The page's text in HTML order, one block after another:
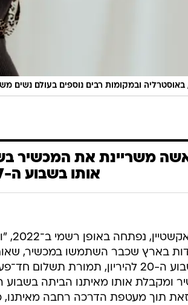
אותו בשבוע ה-37"
היולדות בארץ שכבר השתמשו במכשיר,